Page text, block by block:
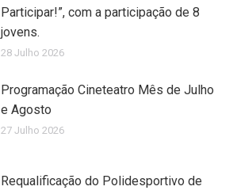
Participar!”, com a participação de 8
jovens.
28 Julho 2026
Programação Cineteatro Mês de Julho
e Agosto
27 Julho 2026
Requalificação do Polidesportivo de